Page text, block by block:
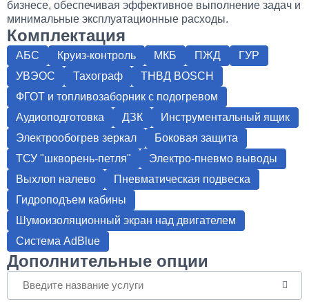
бизнесе, обеспечивая эффективное выполнение задач и
минимальные эксплуатационные расходы.
Комплектация
АБС Круиз-контроль МКБ ПЖД
ГУР
УВЭОС
Тахограф
ТНВД BOSCH
ФГОТ и топливозаборник с подогревом
Аудиоподготовка
ДЗК
Инструментальный ящик
Электрообогрев зеркал
Боковая защита
ТСУ "шкворень-петля"
Электро-пневмо выводы
Выхлоп налево
Пневматическая подвеска
Гидроподъем кабины
Шумоизоляционный экран над двигателем
Система AdBlue
Дополнительные опции